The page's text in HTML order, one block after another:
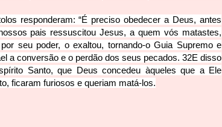
responderam: “É preciso obedecer a Deus, antes
pais ressuscitou Jesus, a quem vós matastes,
seu poder, o exaltou, tornando-o Guia Supremo e
a conversão e o perdão dos seus pecados. 32E disso
Santo, que Deus concedeu àqueles que a Ele
ficaram furiosos e queriam matá-los.